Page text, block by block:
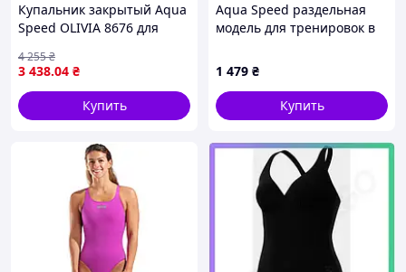
Купальник закрытый Aqua
Speed OLIVIA 8676 для
голубой 48 для плавания
SKU_200-02
3 438.04 ₴
4 255₴
Купить
Aqua Speed раздельная
модель для тренировок в
1 479 ₴
Купить